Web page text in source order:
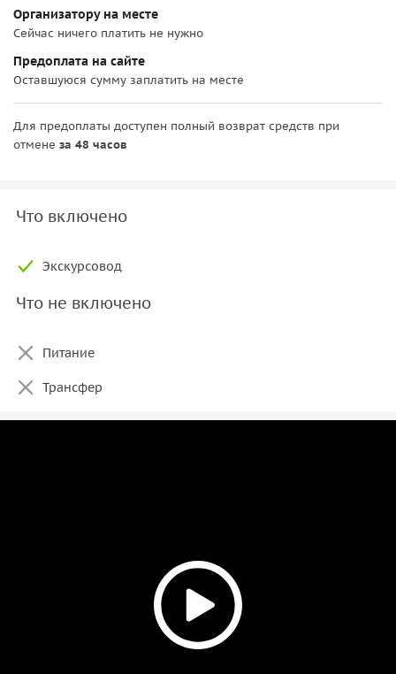
Организатору на месте
Сейчас ничего платить не нужно
Предоплата на сайте
Оставшуюся сумму заплатить на месте
Для предоплаты доступен полный возврат средств при
отмене за 48 часов
Что включено
Экскурсовод
Что не включено
Питание
Трансфер